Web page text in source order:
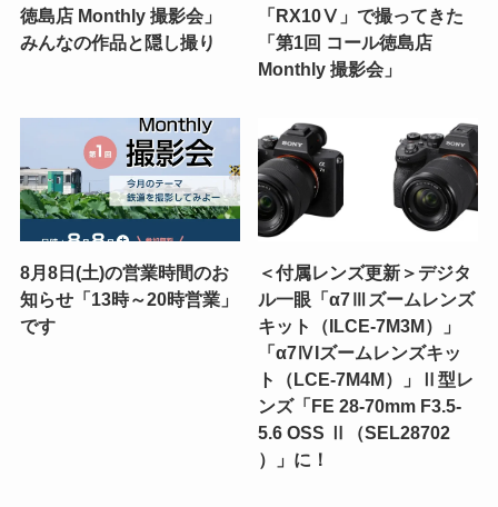
徳島店 Monthly 撮影会」
みんなの作品と隠し撮り
「RX10Ⅴ」で撮ってきた
「第1回 コール徳島店
Monthly 撮影会」
8月8日(土)の営業時間のお
知らせ「13時～20時営業」
です
＜付属レンズ更新＞デジタ
ル一眼「α7Ⅲズームレンズ
キット（ILCE-7M3M）」
「α7ⅣIズームレンズキッ
ト（LCE-7M4M）」Ⅱ型レ
ンズ「FE 28-70mm F3.5-
5.6 OSS Ⅱ（SEL28702
）」に！